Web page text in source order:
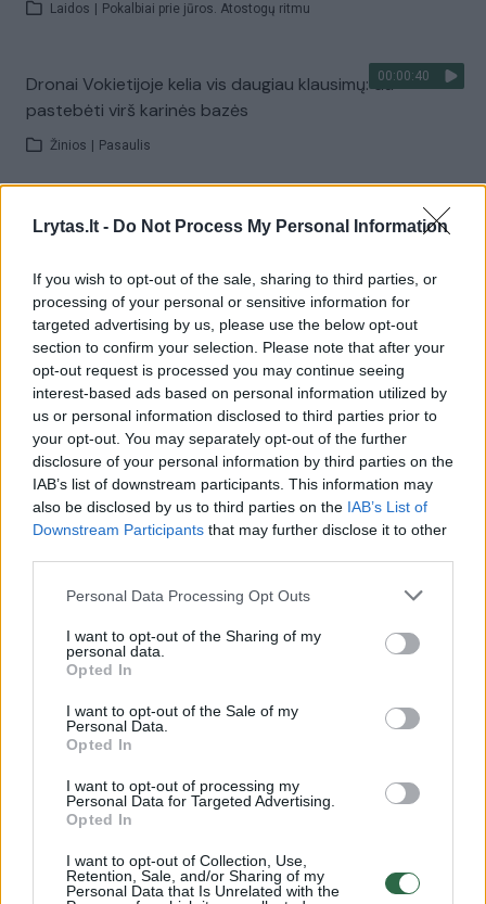
Lrytas.lt - Do Not Process My Personal Information
If you wish to opt-out of the sale, sharing to third parties, or
processing of your personal or sensitive information for
targeted advertising by us, please use the below opt-out
section to confirm your selection. Please note that after your
opt-out request is processed you may continue seeing
interest-based ads based on personal information utilized by
us or personal information disclosed to third parties prior to
your opt-out. You may separately opt-out of the further
disclosure of your personal information by third parties on the
IAB’s list of downstream participants. This information may
also be disclosed by us to third parties on the IAB’s List of
Downstream Participants that may further disclose it to other
Personal Data Processing Opt Outs
I want to opt-out of the Sharing of my
personal data.
Opted In
I want to opt-out of the Sale of my
Personal Data.
Opted In
I want to opt-out of processing my
Personal Data for Targeted Advertising.
Opted In
I want to opt-out of Collection, Use,
Retention, Sale, and/or Sharing of my
Personal Data that Is Unrelated with the
Laidos Pokalbiai prie jūros. Atostogų ritmu
00:00:40
Dronai Vokietijoje kelia vis daugiau klausimų: du
pastebėti virš karinės bazės
Žinios Pasaulis
00:03:38
Vilniaus savivaldybė atsisako rusų kalbos paslaugų:
Žinios | Lietuvos diena
Visi įrašai
Žiūrimiausi įrašai
00:00:30
Vaizdai iš tragiškos avarijos Vilniaus r.: dviejų moterų ir
vaiko gyvybių išgelbėti nepavyko
Žinios | Lietuvos diena
Savaitės vidurys nusimato karštas: temperatūra kils iki
Žinios | Orai
00:15:54
V. Zalužno pasisakymą laiko bandymu įsitvirtinti
Ukrainos politikoje: jis yra neteisus
Laidos | Nauja diena